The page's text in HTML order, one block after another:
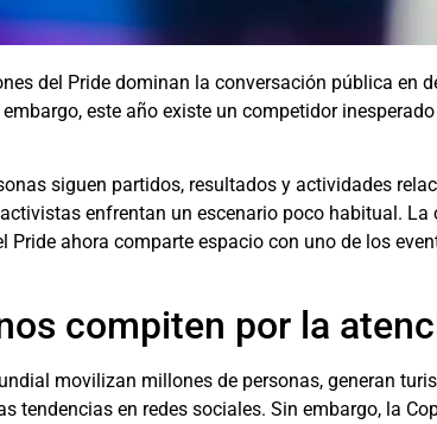
del Pride dominan la conversación pública en
este año existe un competidor
siguen partidos, resultados y actividades
enfrentan un escenario poco habitual.
Pride ahora comparte espacio con uno de los
compiten por la
movilizan millones de personas, generan
tendencias en redes sociales. Sin embargo, la